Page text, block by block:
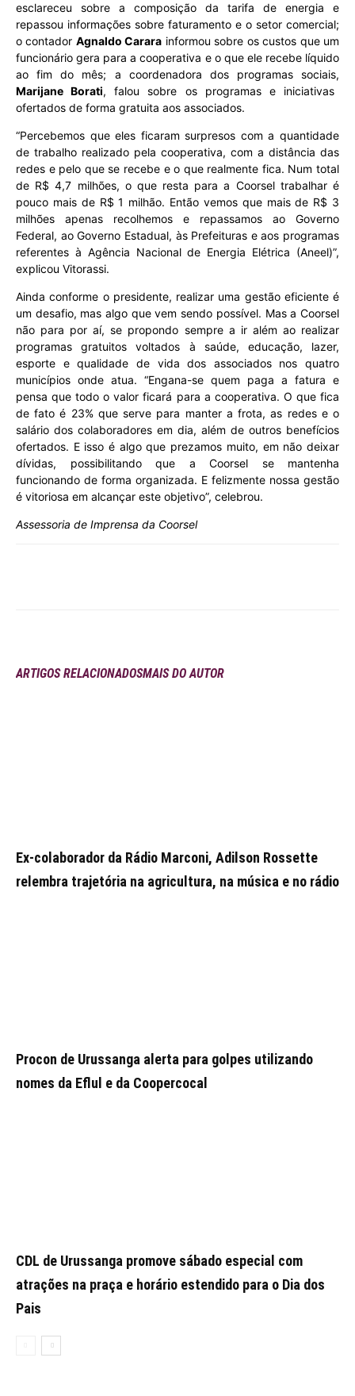
esclareceu sobre a composição da tarifa de energia e
repassou informações sobre faturamento e o setor comercial;
o contador Agnaldo Carara informou sobre os custos que um
funcionário gera para a cooperativa e o que ele recebe líquido
ao fim do mês; a coordenadora dos programas sociais,
Marijane Borati, falou sobre os programas e iniciativas
ofertados de forma gratuita aos associados.
“Percebemos que eles ficaram surpresos com a quantidade
de trabalho realizado pela cooperativa, com a distância das
redes e pelo que se recebe e o que realmente fica. Num total
de R$ 4,7 milhões, o que resta para a Coorsel trabalhar é
pouco mais de R$ 1 milhão. Então vemos que mais de R$ 3
milhões apenas recolhemos e repassamos ao Governo
Federal, ao Governo Estadual, às Prefeituras e aos programas
referentes à Agência Nacional de Energia Elétrica (Aneel)”,
explicou Vitorassi.
Ainda conforme o presidente, realizar uma gestão eficiente é
um desafio, mas algo que vem sendo possível. Mas a Coorsel
não para por aí, se propondo sempre a ir além ao realizar
programas gratuitos voltados à saúde, educação, lazer,
esporte e qualidade de vida dos associados nos quatro
municípios onde atua. “Engana-se quem paga a fatura e
pensa que todo o valor ficará para a cooperativa. O que fica
de fato é 23% que serve para manter a frota, as redes e o
salário dos colaboradores em dia, além de outros benefícios
ofertados. E isso é algo que prezamos muito, em não deixar
dívidas, possibilitando que a Coorsel se mantenha
funcionando de forma organizada. E felizmente nossa gestão
é vitoriosa em alcançar este objetivo”, celebrou.
Assessoria de Imprensa da Coorsel
ARTIGOS RELACIONADOSMAIS DO AUTOR
Ex-colaborador da Rádio Marconi, Adilson Rossette
relembra trajetória na agricultura, na música e no rádio
Procon de Urussanga alerta para golpes utilizando
nomes da Eflul e da Coopercocal
CDL de Urussanga promove sábado especial com
atrações na praça e horário estendido para o Dia dos
Pais